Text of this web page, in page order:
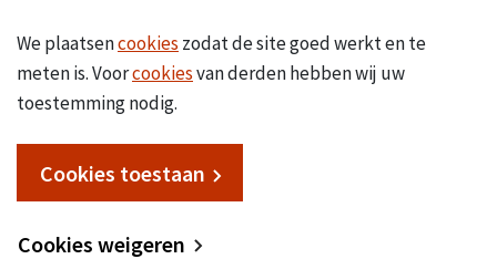
We plaatsencookies zodat de site goed werkt en te
meten is. Voorcookiesvan derden hebben wij uw
toestemming nodig.
Cookies toestaan
Cookies weigeren